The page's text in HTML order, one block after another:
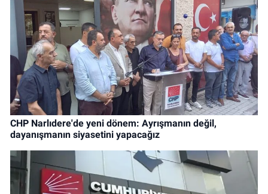
CHP Narlıdere'de yeni dönem: Ayrışmanın değil,
dayanışmanın siyasetini yapacağız